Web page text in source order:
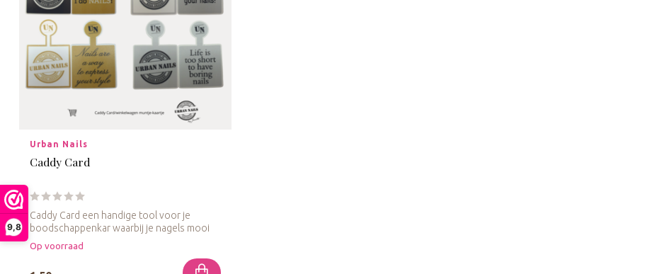
9,8
Urban Nails
Caddy Card
Caddy Card een handige tool voor je
boodschappenkar waarbij je nagels mooi
intac...
Op voorraad